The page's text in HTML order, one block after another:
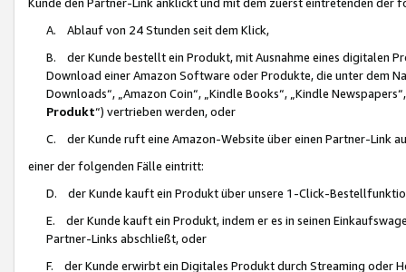
A. Ablauf von 24 Stunden seit dem Klick,
B. der Kunde bestellt ein Produkt, mit Ausnahme eines digitalen
Download einer Amazon Software oder Produkte, die unter dem
Downloads“, „Amazon Coin“, „Kindle Books“, „Kindle
Produkt“) vertrieben werden, oder
C. der Kunde ruft eine Amazon-Website über einen Partner-Link
einer der folgenden Fälle eintritt:
D. der Kunde kauft ein Produkt über unsere 1-Click-
E. der Kunde kauft ein Produkt, indem er es in seinen
Partner-Links abschließt, oder
F. der Kunde erwirbt ein Digitales Produkt durch Streaming oder